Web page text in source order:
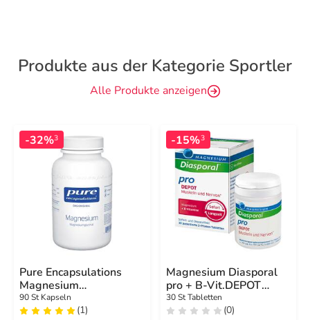
Produkte aus der Kategorie Sportler
Alle Produkte anzeigen
-32%3
Pure Encapsulations
Magnesium
Magnesiumglycinat
Kapseln
90 St Kapseln
(1)
-15%3
Magnesium Diasporal
pro + B-Vit.DEPOT
Musk. + Nerv.Tab
30 St Tabletten
(0)